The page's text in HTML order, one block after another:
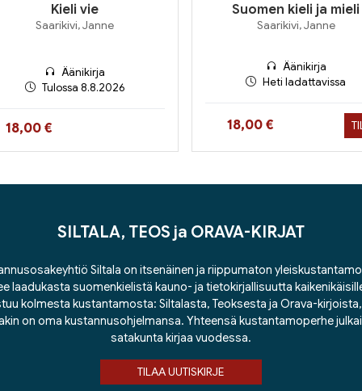
Kieli vie
Saarikivi, Janne
Äänikirja
Tulossa 8.8.2026
Hinta nyt
18,00 €
Suomen kieli ja mieli
Saarikivi, Janne
Äänikirja
Heti ladattavissa
Hinta nyt
18,00 €
SILTALA, TEOS ja ORAVA-KIRJAT
Siltala on itsenäinen ja riippumaton
laadukasta suomenkielistä kauno- ja tietokirjallisuutta
kolmesta kustantamosta: Siltalasta, Teoksesta ja Orava-
on oma kustannusohjelmansa. Yhteensä kustantamoperhe
satakunta kirjaa vuodessa.
TILAA UUTISKIRJE